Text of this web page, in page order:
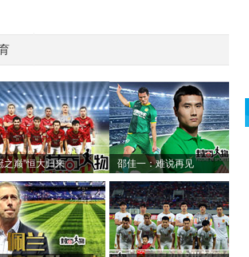
之巅”恒大归来 邵佳一：难说再见